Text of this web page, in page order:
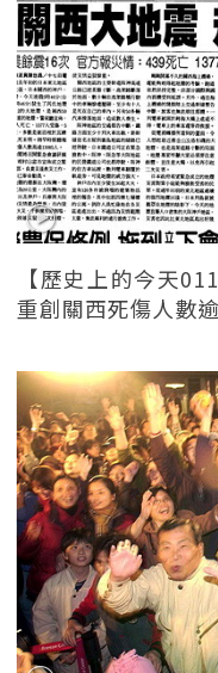
【歷史上的今天
重創關西死傷人數